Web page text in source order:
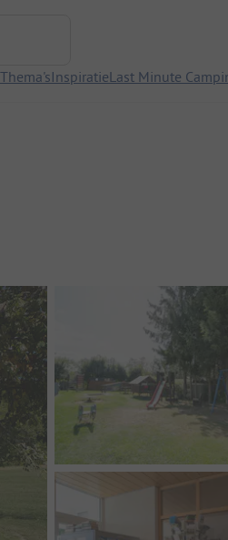
InspiratieLast Minute